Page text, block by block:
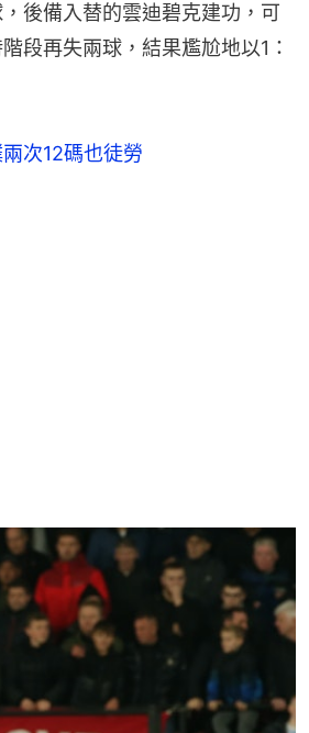
後備入替的雲迪碧克建功，可
段再失兩球，結果尷尬地以1：
次12碼也徒勞